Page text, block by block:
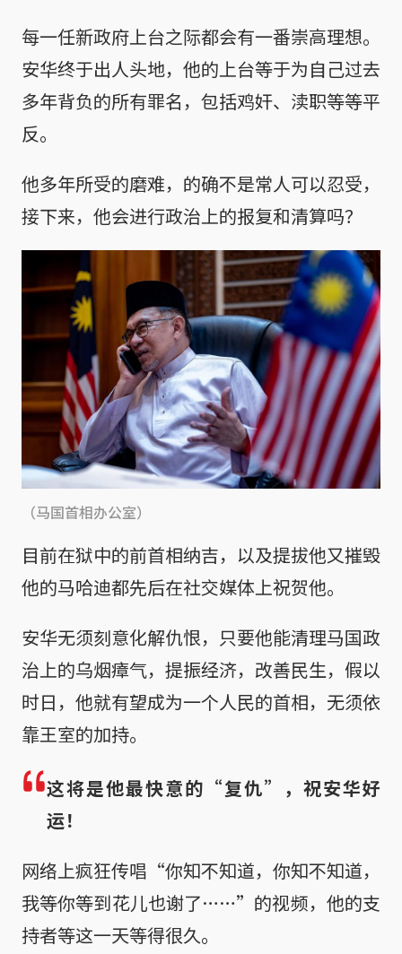
每一任新政府上台之际都会有一番崇高理想。
安华终于出人头地，他的上台等于为自己过去
多年背负的所有罪名，包括鸡奸、渎职等等平
反。
他多年所受的磨难，的确不是常人可以忍受，
接下来，他会进行政治上的报复和清算吗？
（马国首相办公室）
目前在狱中的前首相纳吉，以及提拔他又摧毁
他的马哈迪都先后在社交媒体上祝贺他。
安华无须刻意化解仇恨，只要他能清理马国政
治上的乌烟瘴气，提振经济，改善民生，假以
时日，他就有望成为一个人民的首相，无须依
靠王室的加持。
这将是他最快意的“复仇”，祝安华好
运！
网络上疯狂传唱“你知不知道，你知不知道，
我等你等到花儿也谢了……”的视频，他的支
持者等这一天等得很久。